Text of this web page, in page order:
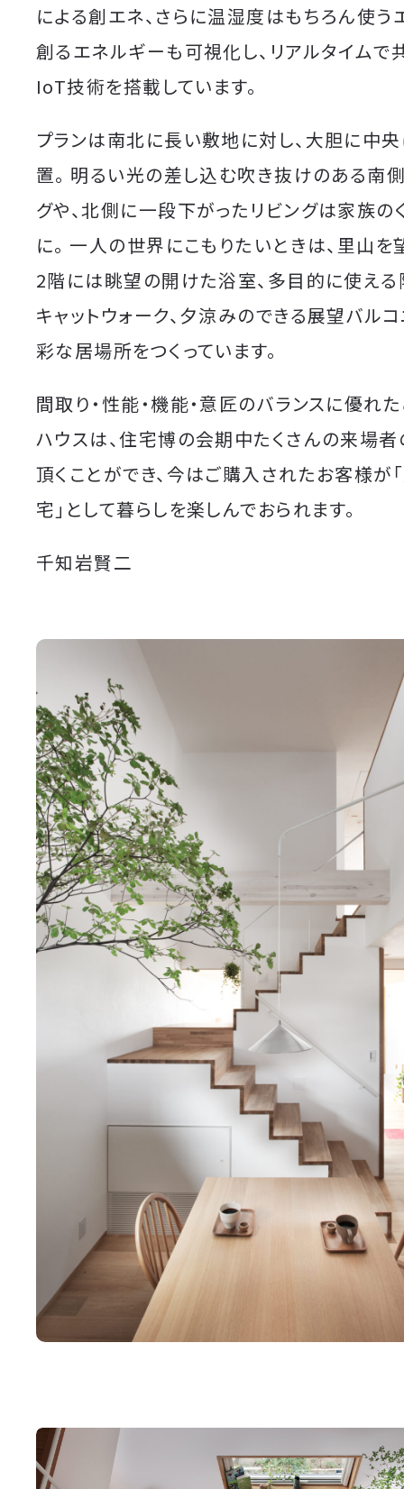
による創エネ、さらに温湿度はもちろん使う
創るエネルギーも可視化し、リアルタイムで
IoT技術を搭載しています。
プランは南北に長い敷地に対し、大胆に中
置。 明るい光の差し込む吹き抜けのある南
グや、北側に一段下がったリビングは家族の
に。 一人の世界にこもりたいときは、里山を
2階には眺望の開けた浴室、多目的に使え
キャットウォーク、夕涼みのできる展望バル
彩な居場所をつくっています。
間取り・性能・機能・意匠のバランスに優れ
ハウスは、住宅博の会期中たくさんの来場
頂くことができ、今はご購入されたお客様が
宅」として暮らしを楽しんでおられます。
千知岩賢二